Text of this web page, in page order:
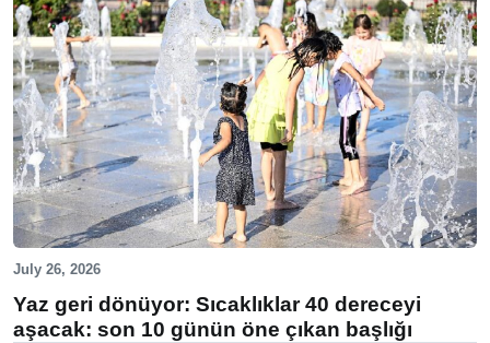
July 26, 2026
Yaz geri dönüyor: Sıcaklıklar 40 dereceyi
aşacak: son 10 günün öne çıkan başlığı